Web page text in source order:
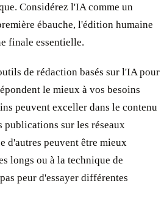
Considérez l'IA comme un
ébauche, l'édition humaine
finale essentielle.
de rédaction basés sur l'IA pour
le mieux à vos besoins
peuvent exceller dans le contenu
publications sur les réseaux
d'autres peuvent être mieux
longs ou à la technique de
peur d'essayer différentes